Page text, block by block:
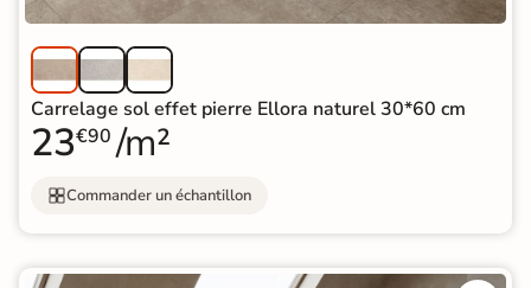
Carrelage sol effet pierre Ellora naturel 30*60 cm
23€90 /m²
Commander un échantillon